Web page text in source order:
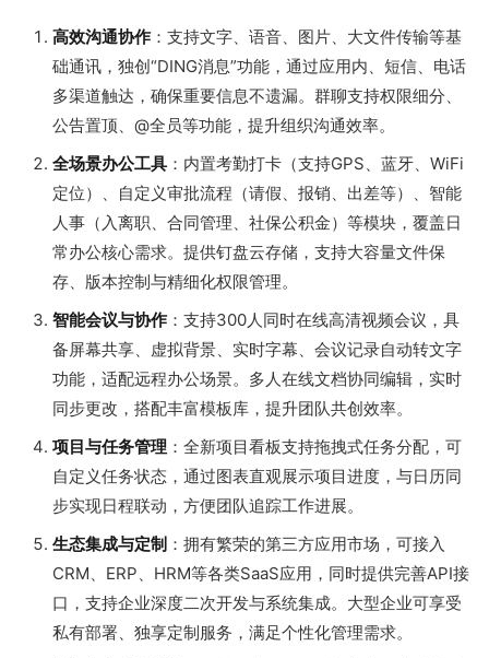
高效沟通协作 ：支持文字、语音、图片、大文件传输等基
础通讯，独创“DING消息”功能，通过应用内、短信、电话
多渠道触达，确保重要信息不遗漏。群聊支持权限细分、
公告置顶、@全员等功能，提升组织沟通效率。
全场景办公工具 ：内置考勤打卡（支持GPS、蓝牙、WiFi
定位）、自定义审批流程（请假、报销、出差等）、智能
人事（入离职、合同管理、社保公积金）等模块，覆盖日
常办公核心需求。提供钉盘云存储，支持大容量文件保
存、版本控制与精细化权限管理。
智能会议与协作 ：支持300人同时在线高清视频会议，具
备屏幕共享、虚拟背景、实时字幕、会议记录自动转文字
功能，适配远程办公场景。多人在线文档协同编辑，实时
同步更改，搭配丰富模板库，提升团队共创效率。
项目与任务管理 ：全新项目看板支持拖拽式任务分配，可
自定义任务状态，通过图表直观展示项目进度，与日历同
步实现日程联动，方便团队追踪工作进展。
生态集成与定制 ：拥有繁荣的第三方应用市场，可接入
CRM、ERP、HRM等各类SaaS应用，同时提供完善API接
口，支持企业深度二次开发与系统集成。大型企业可享受
私有部署、独享定制服务，满足个性化管理需求。